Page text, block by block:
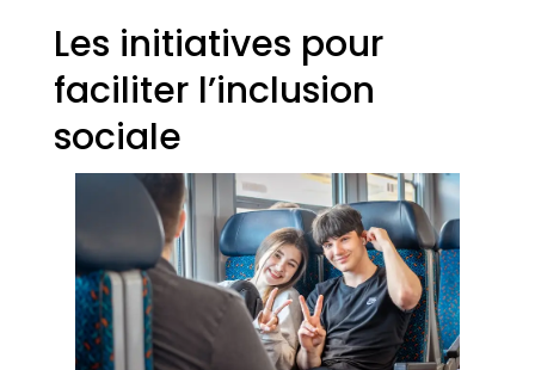
Les initiatives pour
faciliter l’inclusion
sociale